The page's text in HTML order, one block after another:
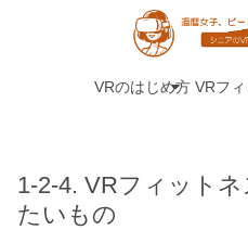
VRのはじめ方 VRフ
1-2-4. VRフィット
たいもの